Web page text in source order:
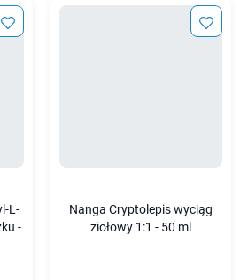
L-
-
Nanga Cryptolepis wyciąg
ziołowy 1:1 - 50 ml